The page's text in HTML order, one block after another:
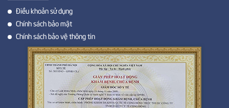
Điều khoản sử dụng
Chính sách bảo mật
Chính sách bảo vệ thông tin